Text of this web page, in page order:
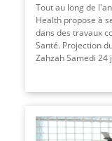
Tout au long de
Health propose à
dans des travaux
Santé. Projection
Zahzah Samedi 24